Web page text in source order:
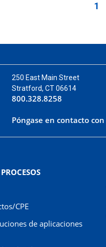
1
250 East Main Street
Stratford, CT 06614
800.328.8258
Póngase en contacto con
CPE
de aplicaciones